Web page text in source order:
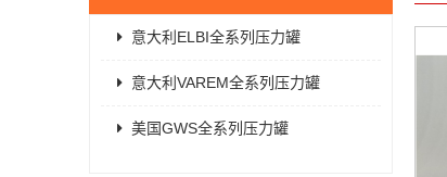
意大利ELBI全系列压力罐
意大利VAREM全系列压力罐
美国GWS全系列压力罐